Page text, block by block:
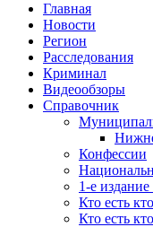
Главная
Новости
Регион
Расследования
Криминал
Видеообзоры
Справочник
Конфессии
1-е
Кто есть
Кто есть